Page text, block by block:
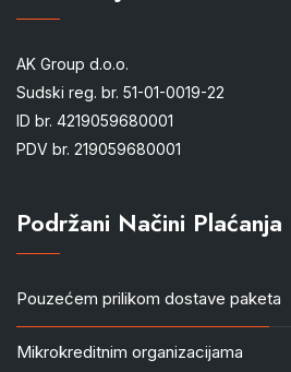
AK Group d.o.o.
Sudski reg. br. 51-01-0019-22
ID br. 4219059680001
PDV br. 219059680001
Podržani Načini Plaćanja
Pouzećem prilikom dostave paketa
Mikrokreditnim organizacijama